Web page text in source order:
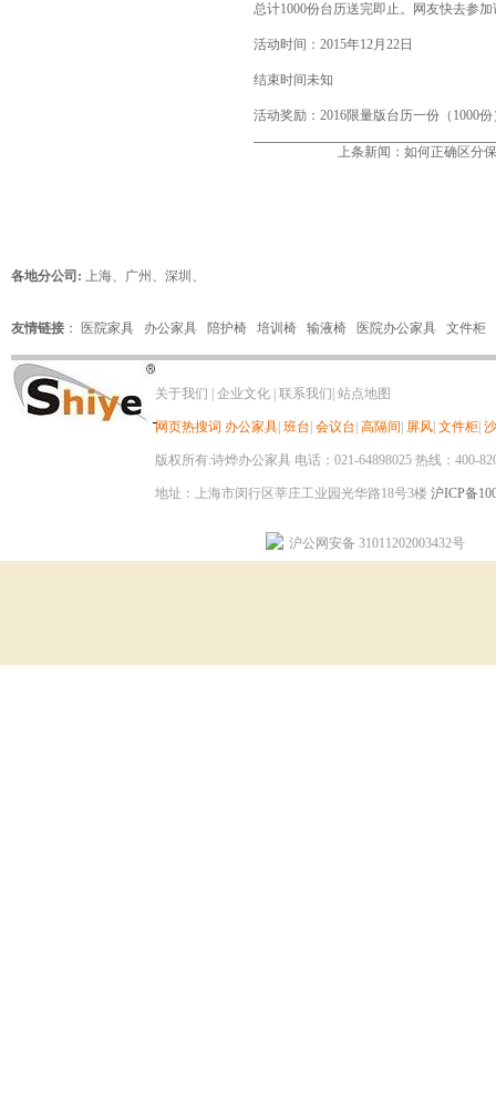
总计1000份台历送完即止。网友快去参
活动时间：2015年12月22日
结束时间未知
活动奖励：2016限量版台历一份（1000份
上条新闻： 如何正确区分
各地分公司: 上海、 广州 、 深圳 、
友情链接 ： 医院家具 办公家具 陪护椅 培训椅 输液椅 医院办公家具 文件柜
关于我们 企业文化 联系我们 站点地图
网页热搜词 办公家具 班台 会议台 高隔间 屏风 文件柜
版权所有:诗烨办公家具 电话：021-64898025 热线：400-
地址：上海市闵行区莘庄工业园光华路18号3楼 沪ICP备
沪公网安备 31011202003432号